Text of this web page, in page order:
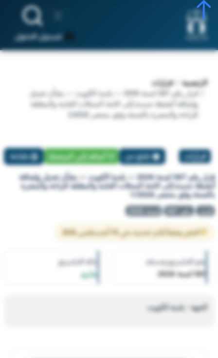
تسجيل الدخول
الرئيسية
قرارات
قرار رقم 587 لسنة 2026 — بلدية الكويت — بشأن تعديل
وإضافة أنشطة جديدة إلى لائحة المحلات العامة والمقلقة
للراحة والمضرة بالصحة وفق محضر 1/2026
قرارات تبليغ عن أضافة إلي المفضلة طباعة
قرار رقم 587 لسنة 2026 — بلدية الكويت — بشأن تعديل وإضافة
أنشطة جديدة إلى لائحة المحلات العامة والمقلقة للراحة والمضرة
بالصحة وفق محضر 1/2026
قرار رقم 587 لسنة 2026
النص وفقاً لآخر تحديث في 10 أغسطس 2026
رقم التشريع وسنته
587 لسنة 2026
حالة التشريع
ساري
الجهة : بلدية الكويت